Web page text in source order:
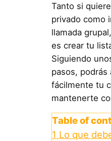
Tanto si
privado como
llamada
es crear tu
Siguiendo
pasos, podrás
fácilmente tu
mantenerte
Table of
1 Lo que